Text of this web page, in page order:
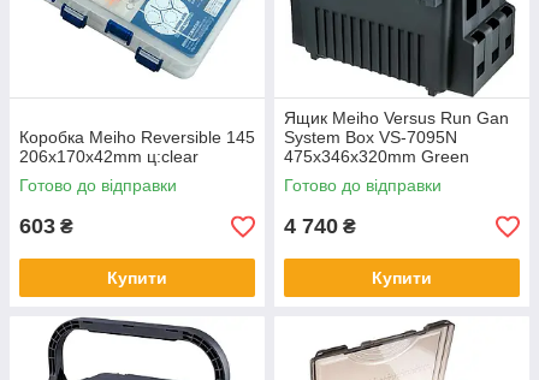
Коробка Meiho Reversible 145
206х170х42mm ц:clear
Готово до відправки
603 ₴
Купити
Ящик Meiho Versus Run Gan
System Box VS-7095N
475x346x320mm Green
Готово до відправки
4 740 ₴
Купити